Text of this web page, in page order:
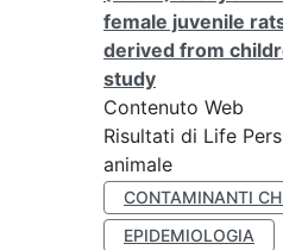
female juvenile
derived from
study
Contenuto Web
Risultati di Life
animale
CONTAMINANTI
EPIDEMIOLOGIA